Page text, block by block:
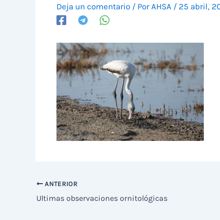
Deja un comentario / Por AHSA / 25 abril,
ANTERIOR
Ultimas observaciones ornitológicas